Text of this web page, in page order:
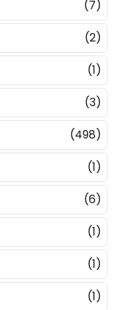
(7)
(2)
(1)
(3)
(498)
(1)
(6)
(1)
(1)
(1)